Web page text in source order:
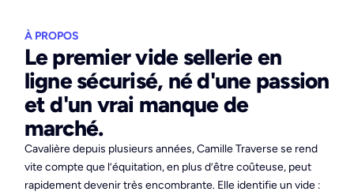
À PROPOS
Le premier vide sellerie en
ligne sécurisé, né d'une passion
et d'un vrai manque de
marché.
Cavalière depuis plusieurs années, Camille Traverse se rend
vite compte que l’équitation, en plus d’être coûteuse, peut
rapidement devenir très encombrante. Elle identifie un vide :